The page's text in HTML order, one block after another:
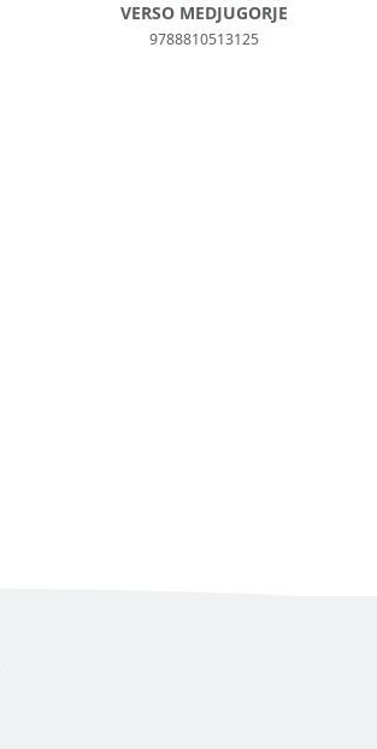
VERSO MEDJUGORJE
9788810513125